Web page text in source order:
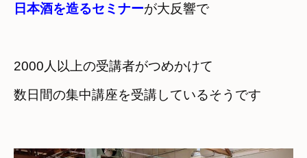
日本酒を造るセミナー
2000人以上の受講者がつめかけて
数日間の集中講座を受講しているそうです